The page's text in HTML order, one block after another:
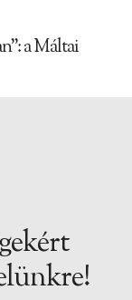
a Máltai